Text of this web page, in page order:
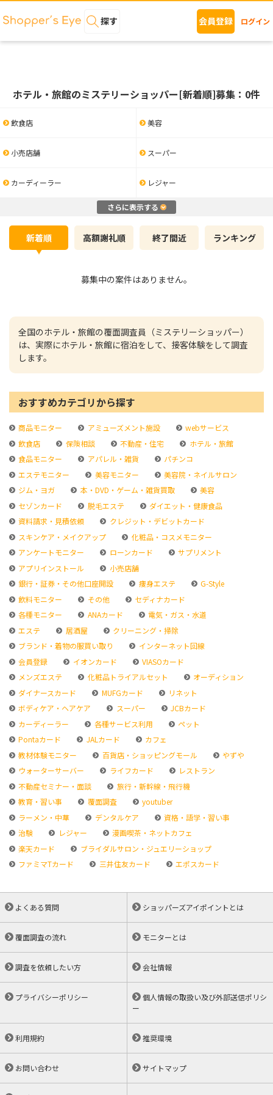
探す 会員登録 ログイン
ホテル・旅館のミステリーショッパー[新着順]募集：0件
飲食店 美容
小売店舗 スーパー
カーディーラー レジャー
さらに表示する
新着順 高額謝礼順 終了間近 ランキング
募集中の案件はありません。
全国のホテル・旅館の覆面調査員（ミステリーショッパー）
は、実際にホテル・旅館に宿泊をして、接客体験をして調査
します。
おすすめカテゴリから探す
商品モニター アミューズメント施設
webサービス
飲食店
保険相談 不動産・住宅
ホテル・旅館
食品モニター
アパレル・雑貨
パチンコ
エステモニター
美容モニター
美容院・ネイルサロン
ジム・ヨガ
本・DVD・ゲーム・雑貨買取
美容
セゾンカード
脱毛エステ
ダイエット・健康食品
資料請求・見積依頼
クレジット・デビットカード
スキンケア・メイクアップ
化粧品・コスメモニター
アンケートモニター
ローンカード
サプリメント
アプリインストール
小売店舗
銀行・証券・その他口座開設
痩身エステ
G-Style
飲料モニター
その他
セディナカード
各種モニター
ANAカード
電気・ガス・水道
エステ
居酒屋
クリーニング・掃除
ブランド・着物の服買い取り
インターネット回線
会員登録
イオンカード
VIASOカード
メンズエステ
化粧品トライアルセット
オーディション
ダイナースカード
MUFGカード
リネット
ボディケア・ヘアケア
スーパー
JCBカード
カーディーラー
各種サービス利用
ペット
Pontaカード
JALカード
カフェ
教材体験モニター
百貨店・ショッピングモール
やずや
ウォーターサーバー
ライフカード
レストラン
不動産セミナー・面談
旅行・新幹線・飛行機
教育・習い事
覆面調査
youtuber
ラーメン・中華
デンタルケア
資格・語学・習い事
治験
レジャー
漫画喫茶・ネットカフェ
楽天カード
ブライダルサロン・ジュエリーショップ
ファミマTカード
三井住友カード エポスカード
よくある質問 ショッパーズアイポイントとは
覆面調査の流れ モニターとは
調査を依頼したい方 会社情報
プライバシーポリシー
個人情報の取扱い及び外部送信ポリシ
ー
利用規約 推奨環境
お問い合わせ サイトマップ